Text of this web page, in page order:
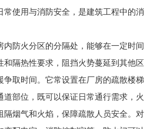
常使用与消防安全，是建筑工程中的消
内防火分区的分隔处，能够在一定时间
和隔热性要求，阻挡火势蔓延到其他区
争取时间。它常设置在厂房的疏散楼梯
道部位，既可以保证日常通行需求，火
隔烟气和火焰，保障疏散人员安全。对